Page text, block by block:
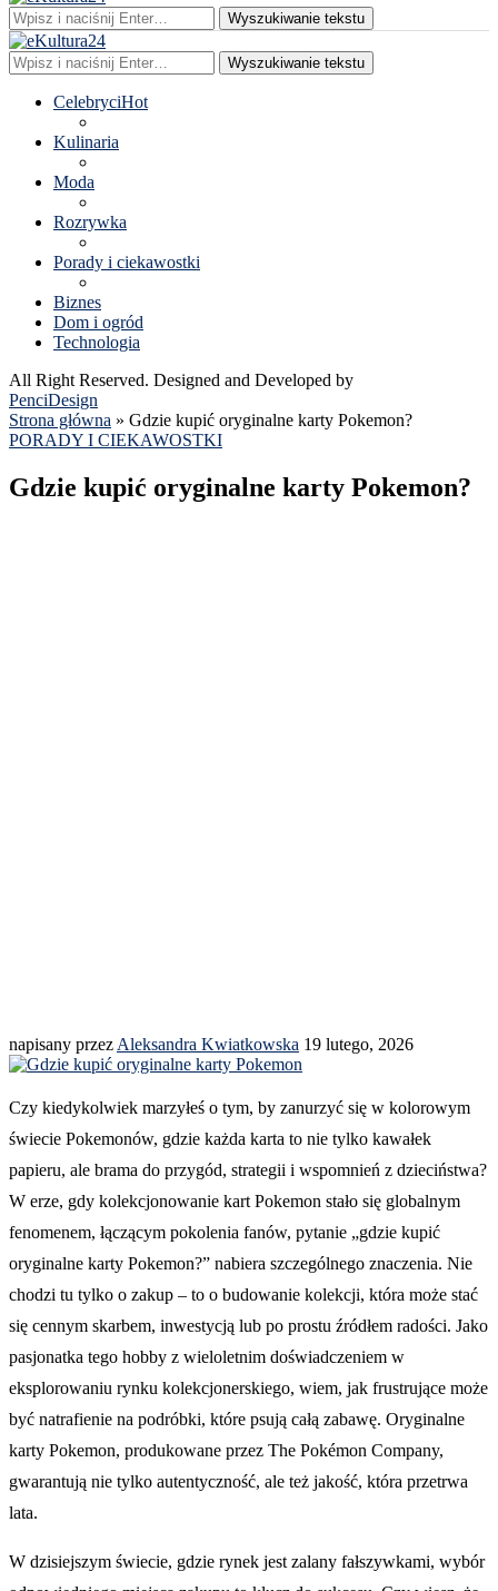
Wyszukiwanie tekstu
Wyszukiwanie tekstu
CelebryciHot
Kulinaria
Moda
Rozrywka
Porady i ciekawostki
Biznes
Dom i ogród
Technologia
All Right Reserved. Designed and Developed by
PenciDesign
Strona główna » Gdzie kupić oryginalne karty Pokemon?
PORADY I CIEKAWOSTKI
Gdzie kupić oryginalne karty Pokemon?
napisany przez Aleksandra Kwiatkowska 19 lutego, 2026
Czy kiedykolwiek marzyłeś o tym, by zanurzyć się w kolorowym
świecie Pokemonów, gdzie każda karta to nie tylko kawałek
papieru, ale brama do przygód, strategii i wspomnień z dzieciństwa?
W erze, gdy kolekcjonowanie kart Pokemon stało się globalnym
fenomenem, łączącym pokolenia fanów, pytanie „gdzie kupić
oryginalne karty Pokemon?” nabiera szczególnego znaczenia. Nie
chodzi tu tylko o zakup – to o budowanie kolekcji, która może stać
się cennym skarbem, inwestycją lub po prostu źródłem radości. Jako
pasjonatka tego hobby z wieloletnim doświadczeniem w
eksplorowaniu rynku kolekcjonerskiego, wiem, jak frustrujące może
być natrafienie na podróbki, które psują całą zabawę. Oryginalne
karty Pokemon, produkowane przez The Pokémon Company,
gwarantują nie tylko autentyczność, ale też jakość, która przetrwa
lata.
W dzisiejszym świecie, gdzie rynek jest zalany fałszywkami, wybór